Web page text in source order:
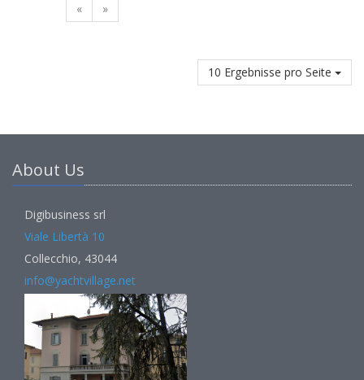
« »
10 Ergebnisse pro Seite
About Us
Digibusiness srl
Viale Libertà 10
Collecchio, 43044
info@yachtvillage.net